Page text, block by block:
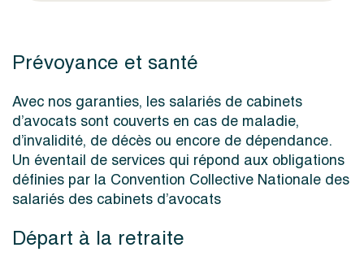
Prévoyance et santé
Avec nos garanties, les salariés de cabinets
d’avocats sont couverts en cas de maladie,
d’invalidité, de décès ou encore de dépendance.
Un éventail de services qui répond aux obligations
définies par la Convention Collective Nationale des
salariés des cabinets d’avocats
Départ à la retraite